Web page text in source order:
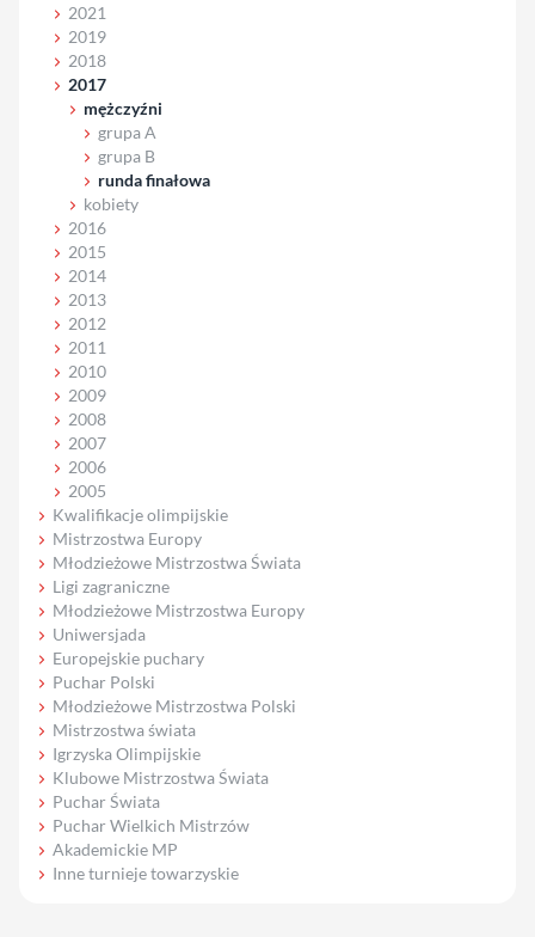
2021
2019
2018
2017
mężczyźni
grupa A
grupa B
runda finałowa
kobiety
2016
2015
2014
2013
2012
2011
2010
2009
2008
2007
2006
2005
Kwalifikacje olimpijskie
Mistrzostwa Europy
Młodzieżowe Mistrzostwa Świata
Ligi zagraniczne
Młodzieżowe Mistrzostwa Europy
Uniwersjada
Europejskie puchary
Puchar Polski
Młodzieżowe Mistrzostwa Polski
Mistrzostwa świata
Igrzyska Olimpijskie
Klubowe Mistrzostwa Świata
Puchar Świata
Puchar Wielkich Mistrzów
Akademickie MP
Inne turnieje towarzyskie